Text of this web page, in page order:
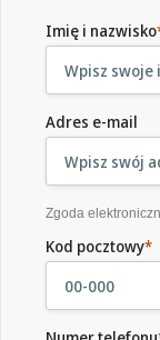
Imię i nazwisko
Adres e-mail
Zgoda
Kod pocztowy*